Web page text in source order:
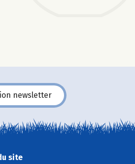
newsletter
site